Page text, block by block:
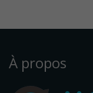
À propos